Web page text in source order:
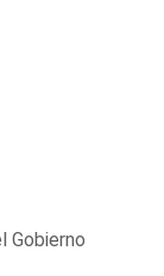
Gobierno